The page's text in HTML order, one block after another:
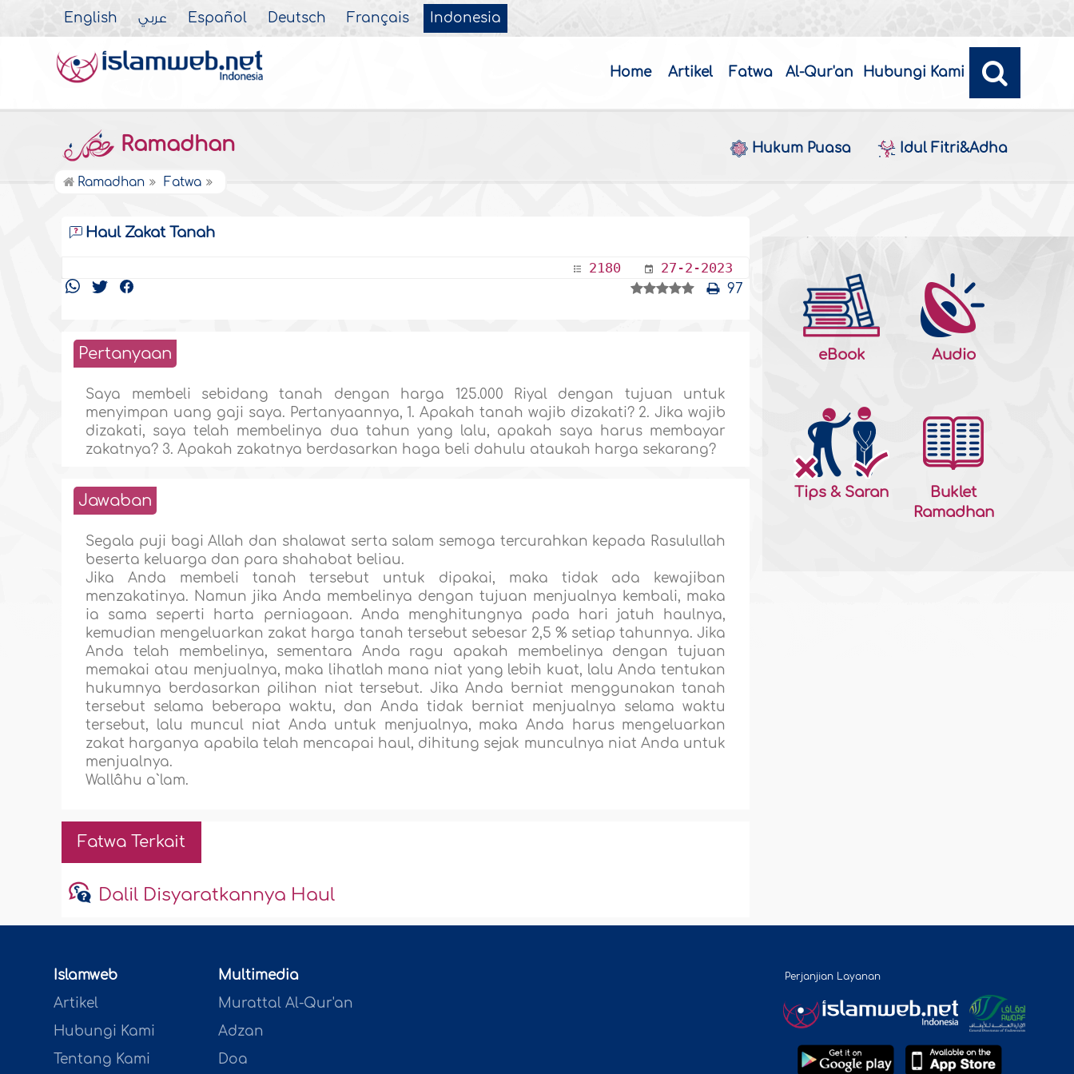
English عربي Español Deutsch Français Indonesia
Home Artikel Fatwa Al-Qur'an Hubungi Kami
Ramadhan Hukum Puasa Idul Fitri&Adha
Ramadhan Fatwa
Haul Zakat Tanah
2180 27-2-2023
97
Pertanyaan
Saya membeli sebidang tanah dengan harga 125.000 Riyal dengan tujuan untuk
menyimpan uang gaji saya. Pertanyaannya, 1. Apakah tanah wajib dizakati? 2. Jika wajib
dizakati, saya telah membelinya dua tahun yang lalu, apakah saya harus membayar
zakatnya? 3. Apakah zakatnya berdasarkan haga beli dahulu ataukah harga sekarang?
Jawaban
Segala puji bagi Allah dan shalawat serta salam semoga tercurahkan kepada Rasulullah
beserta keluarga dan para shahabat beliau.
Jika Anda membeli tanah tersebut untuk dipakai, maka tidak ada kewajiban
menzakatinya. Namun jika Anda membelinya dengan tujuan menjualnya kembali, maka
ia sama seperti harta perniagaan. Anda menghitungnya pada hari jatuh haulnya,
kemudian mengeluarkan zakat harga tanah tersebut sebesar 2,5 % setiap tahunnya. Jika
Anda telah membelinya, sementara Anda ragu apakah membelinya dengan tujuan
memakai atau menjualnya, maka lihatlah mana niat yang lebih kuat, lalu Anda tentukan
hukumnya berdasarkan pilihan niat tersebut. Jika Anda berniat menggunakan tanah
tersebut selama beberapa waktu, dan Anda tidak berniat menjualnya selama waktu
tersebut, lalu muncul niat Anda untuk menjualnya, maka Anda harus mengeluarkan
zakat harganya apabila telah mencapai haul, dihitung sejak munculnya niat Anda untuk
menjualnya.
Wallâhu a`lam.
Fatwa Terkait
Dalil Disyaratkannya Haul
eBook Audio
Tips & Saran
Buklet
Ramadhan
Islamweb
Artikel
Hubungi Kami
Tentang Kami
Multimedia
Murattal Al-Qur'an
Adzan
Doa
Perjanjian Layanan